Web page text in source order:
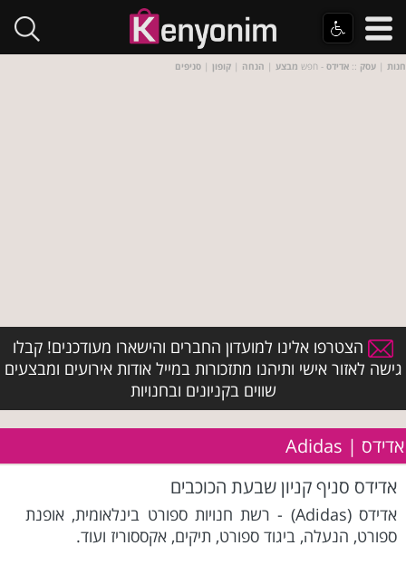
חנות | עסק :: אדידס - חפש מבצע | הנחה | קופון | סניפים
הצטרפו אלינו למועדון החברים והישארו מעודכנים! קבלו
גישה לאזור אישי ותיהנו מתזכורות במייל אודות אירועים ומבצעים
שווים בקניונים ובחנויות
אדידס | Adidas
אדידס סניף קניון שבעת הכוכבים
אדידס (Adidas) - רשת חנויות ספורט בינלאומית, אופנת
ספורט, הנעלה, ביגוד ספורט, תיקים, אקססוריז ועוד.